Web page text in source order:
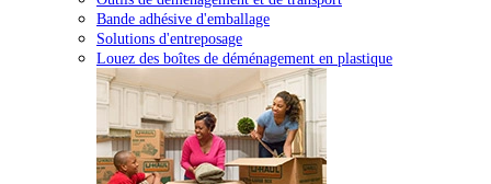
Bande adhésive d'emballage
Solutions d'entreposage
Louez des boîtes de déménagement en plastique